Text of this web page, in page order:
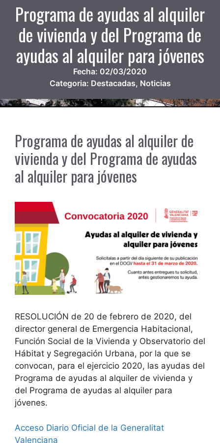
Programa de ayudas al alquiler
de vivienda y del Programa de
ayudas al alquiler para jóvenes
Fecha: 02/03/2020
Categoria: Destacadas, Noticias
Programa de ayudas al alquiler de
vivienda y del Programa de ayudas
al alquiler para jóvenes
RESOLUCIÓN de 20 de febrero de 2020, del
director general de Emergencia Habitacional,
Función Social de la Vivienda y Observatorio del
Hábitat y Segregación Urbana, por la que se
convocan, para el ejercicio 2020, las ayudas del
Programa de ayudas al alquiler de vivienda y
del Programa de ayudas al alquiler para
jóvenes.
Acceso Diario Oficial de la Generalitat
Valenciana